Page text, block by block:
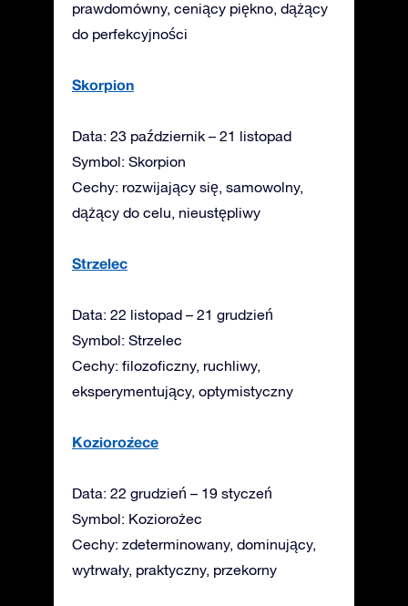
prawdomówny, ceniący piękno, dążący
do perfekcyjności
Skorpion
Data: 23 październik – 21 listopad
Symbol: Skorpion
Cechy: rozwijający się, samowolny,
dążący do celu, nieustępliwy
Strzelec
Data: 22 listopad – 21 grudzień
Symbol: Strzelec
Cechy: filozoficzny, ruchliwy,
eksperymentujący, optymistyczny
Koziorożece
Data: 22 grudzień – 19 styczeń
Symbol: Koziorożec
Cechy: zdeterminowany, dominujący,
wytrwały, praktyczny, przekorny